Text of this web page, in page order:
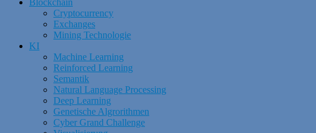
Blockchain
Cryptocurrency
Exchanges
Mining Technologie
KI
Machine Learning
Reinforced Learning
Semantik
Natural Language Processing
Deep Learning
Genetische Algrorithmen
Cyber Grand Challenge